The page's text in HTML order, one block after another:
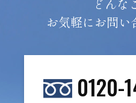
どんな
お気軽にお問い
0120-